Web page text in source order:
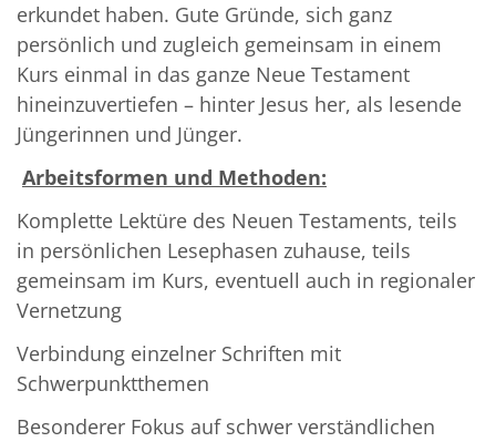
erkundet haben. Gute Gründe, sich ganz
persönlich und zugleich gemeinsam in einem
Kurs einmal in das ganze Neue Testament
hineinzuvertiefen – hinter Jesus her, als lesende
Jüngerinnen und Jünger.
Arbeitsformen und Methoden:
Komplette Lektüre des Neuen Testaments, teils
in persönlichen Lesephasen zuhause, teils
gemeinsam im Kurs, eventuell auch in regionaler
Vernetzung
Verbindung einzelner Schriften mit
Schwerpunktthemen
Besonderer Fokus auf schwer verständlichen